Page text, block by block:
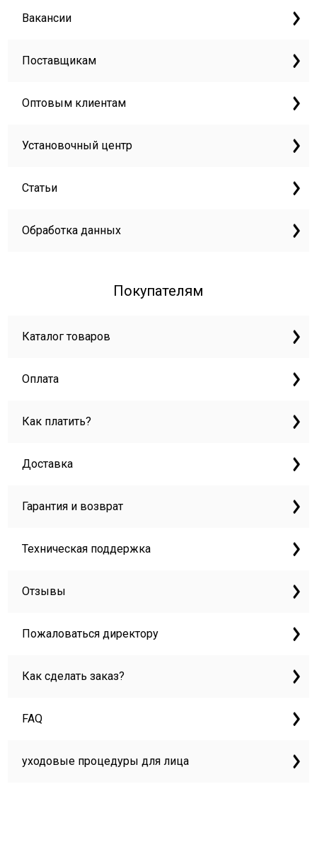
Вакансии
Поставщикам
Оптовым клиентам
Установочный центр
Статьи
Обработка данных
Покупателям
Каталог товаров
Оплата
Как платить?
Доставка
Гарантия и возврат
Техническая поддержка
Отзывы
Пожаловаться директору
Как сделать заказ?
FAQ
уходовые процедуры для лица